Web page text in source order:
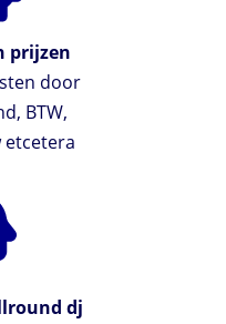
prijzen
door
BTW,
etcetera
dj